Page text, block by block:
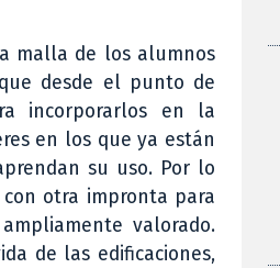
malla de los alumnos
desde el punto de
incorporarlos en la
en los que ya están
su uso. Por lo
otra impronta para
valorado.
de las edificaciones,